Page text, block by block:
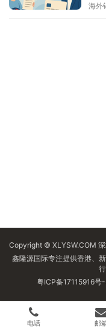
海外
Copyright © XLYSW.COM
鑫隆源国际专注提供香港、
粤ICP备17115916号
电话 邮